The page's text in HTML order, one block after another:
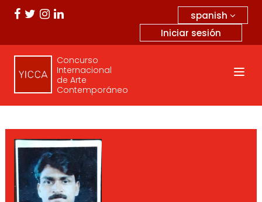
spanish
Iniciar sesión
Concurso
Internacional
de Arte
Contemporáneo